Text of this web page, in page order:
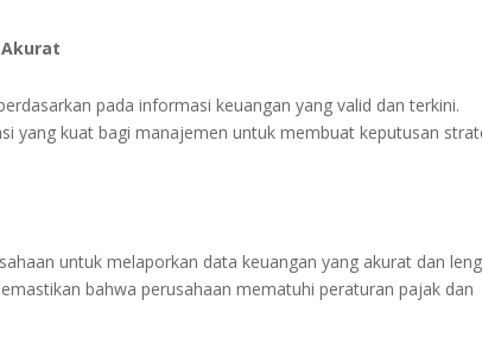
pada informasi keuangan yang valid dan terkini.
yang kuat bagi manajemen untuk membuat keputusan
untuk melaporkan data keuangan yang akurat dan
bahwa perusahaan mematuhi peraturan pajak dan